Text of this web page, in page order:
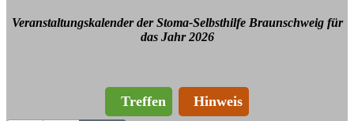
Veranstaltungskalender der Stoma-Selbsthilfe Braunschweig für
das Jahr 2026
Treffen Hinweis